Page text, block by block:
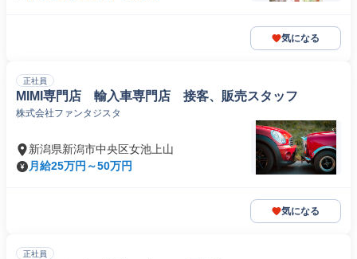
気になる
正社員
MIMI専門店 輸入車専門店 接客、販売スタッフ
株式会社ファンタジスタ
新潟県新潟市中央区女池上山
月給25万円～50万円
気になる
正社員